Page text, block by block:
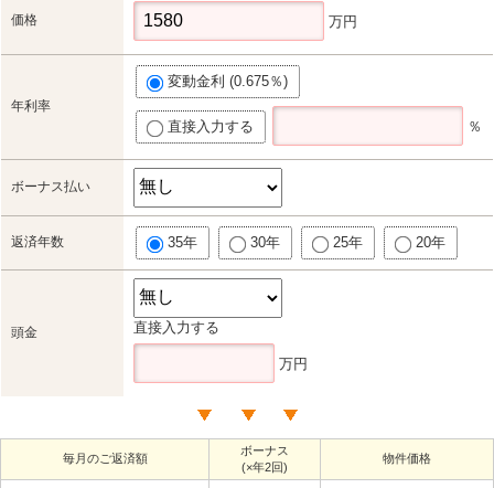
価格 万円
年利率
変動金利 (0.675％)
直接入力する ％
ボーナス払い
返済年数 35年 30年 25年 20年
頭金 直接入力する
万円
毎月のご返済額
ボーナス
(×年2回)
物件価格